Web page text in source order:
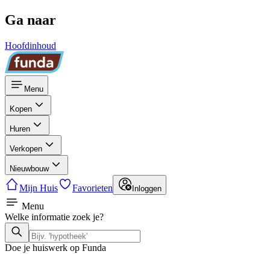
Ga naar
Hoofdinhoud
Menu
Kopen
Huren
Verkopen
Nieuwbouw
Mijn Huis Favorieten Inloggen
Menu
Welke informatie zoek je?
Doe je huiswerk op Funda